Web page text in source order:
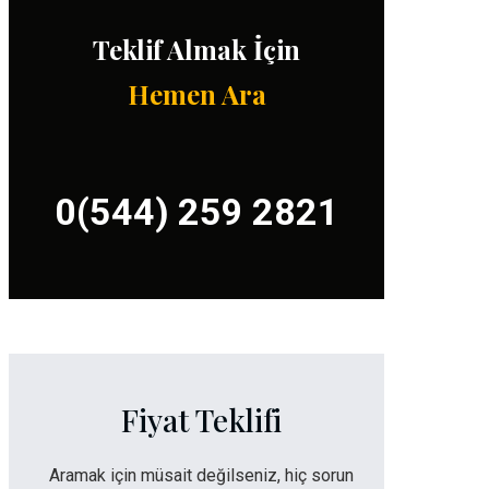
Teklif Almak İçin
Hemen Ara
0(544) 259 2821
Fiyat Teklifi
Aramak için müsait değilseniz, hiç sorun